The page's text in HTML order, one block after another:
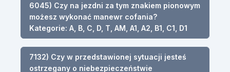
6045) Czy na jezdni za tym znakiem pionowym
możesz wykonać manewr cofania?
Kategorie: A, B, C, D, T, AM, A1, A2, B1, C1, D1
7132) Czy w przedstawionej sytuacji jesteś
ostrzegany o niebezpieczeństwie